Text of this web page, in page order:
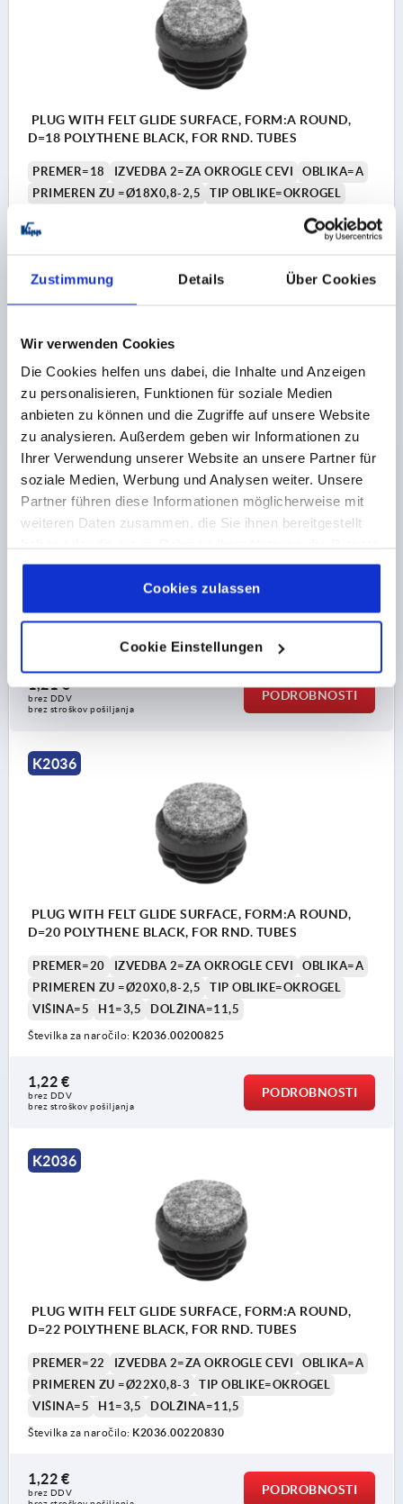
Zustimmung Details Über Cookies
Wir verwenden Cookies
Die Cookies helfen uns dabei, die Inhalte und Anzeigen
zu personalisieren, Funktionen für soziale Medien
anbieten zu können und die Zugriffe auf unsere Website
zu analysieren. Außerdem geben wir Informationen zu
Ihrer Verwendung unserer Website an unsere Partner für
soziale Medien, Werbung und Analysen weiter. Unsere
Partner führen diese Informationen möglicherweise mit
weiteren Daten zusammen, die Sie ihnen bereitgestellt
gesammelt haben.Cookie Richtlinien
Datenschutz|AGB
Cookies zulassen
Cookie Einstellungen
PLUG WITH FELT GLIDE SURFACE, FORM:A ROUND,
D=18 POLYTHENE BLACK, FOR RND. TUBES
PREMER=18 IZVEDBA 2=ZA OKROGLE CEVI
OBLIKA=A
PRIMEREN ZU =Ø18X0,8-2,5
TIP OBLIKE=OKROGEL
Številka za naročilo:
1,21 €
K2036
PLUG WITH FELT GLIDE SURFACE, FORM:A ROUND,
PREMER=19 IZVEDBA 2=ZA OKROGLE CEVI
OBLIKA=A
PRIMEREN ZU =Ø19X0,8-2,5
TIP OBLIKE=OKROGEL
VIŠINA=5
H1=3,5 DOLŽINA=11,5
1,21 €
brez DDV
brez stroškov pošiljanja
PODROBNOSTI
K2036
PLUG WITH FELT GLIDE SURFACE, FORM:A ROUND,
D=20 POLYTHENE BLACK, FOR RND. TUBES
PREMER=20 IZVEDBA 2=ZA OKROGLE CEVI
OBLIKA=A
PRIMEREN ZU =Ø20X0,8-2,5
TIP OBLIKE=OKROGEL
VIŠINA=5
H1=3,5 DOLŽINA=11,5
Številka za naročilo: K2036.00200825
1,22 €
brez DDV
brez stroškov pošiljanja
PODROBNOSTI
K2036
PLUG WITH FELT GLIDE SURFACE, FORM:A ROUND,
D=22 POLYTHENE BLACK, FOR RND. TUBES
PREMER=22 IZVEDBA 2=ZA OKROGLE CEVI
OBLIKA=A
PRIMEREN ZU =Ø22X0,8-3
TIP OBLIKE=OKROGEL
VIŠINA=5
H1=3,5 DOLŽINA=11,5
Številka za naročilo: K2036.00220830
1,22 €
brez DDV
PODROBNOSTI